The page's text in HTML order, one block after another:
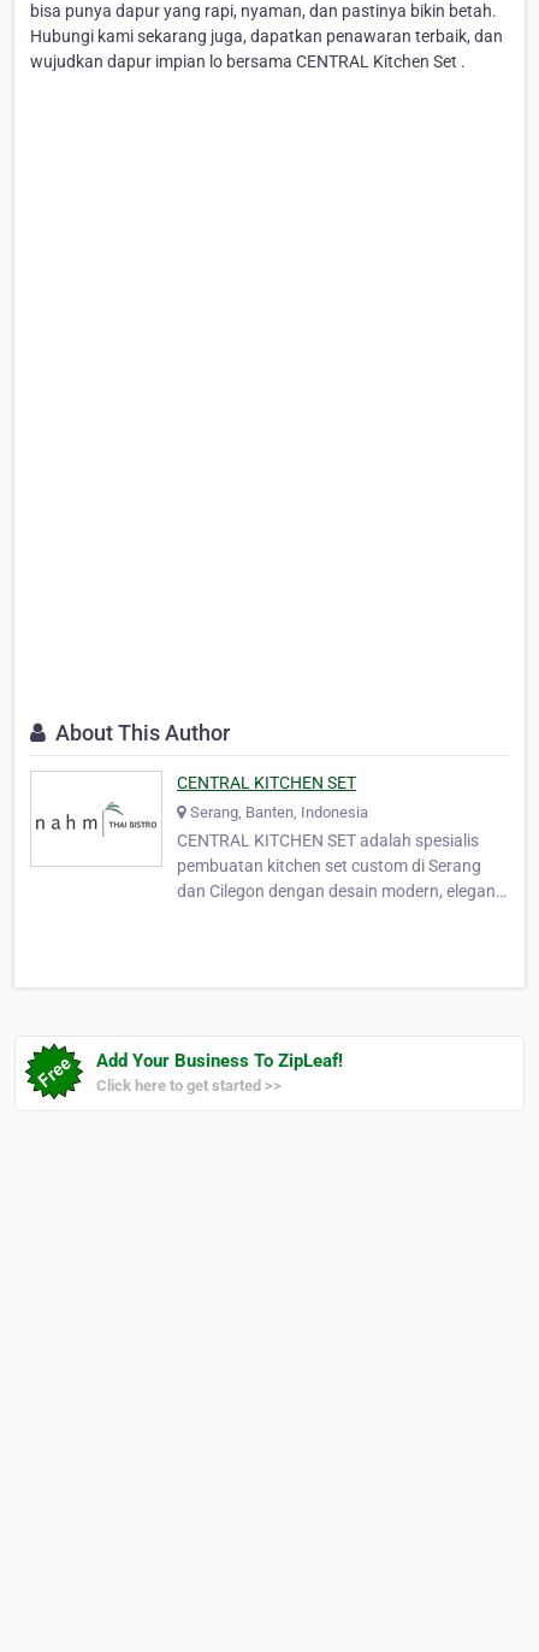
bisa punya dapur yang rapi, nyaman, dan pastinya bikin betah.
Hubungi kami sekarang juga, dapatkan penawaran terbaik, dan
wujudkan dapur impian lo bersama CENTRAL Kitchen Set .
About This Author
CENTRAL KITCHEN SET
Serang, Banten, Indonesia
CENTRAL KITCHEN SET adalah spesialis
pembuatan kitchen set custom di Serang
dan Cilegon dengan desain modern, elegan,
ruang dapur Anda. Dengan pengalaman dan
Add Your Business To ZipLeaf!
Click here to get started >>